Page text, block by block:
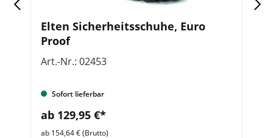
Elten Sicherheitsschuhe, Euro
Proof
Art.-Nr.: 02453
Sofort lieferbar
ab 129,95 €*
ab 154,64 € (Brutto)